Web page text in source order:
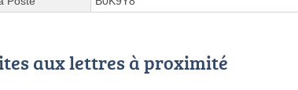
aux lettres à proximité